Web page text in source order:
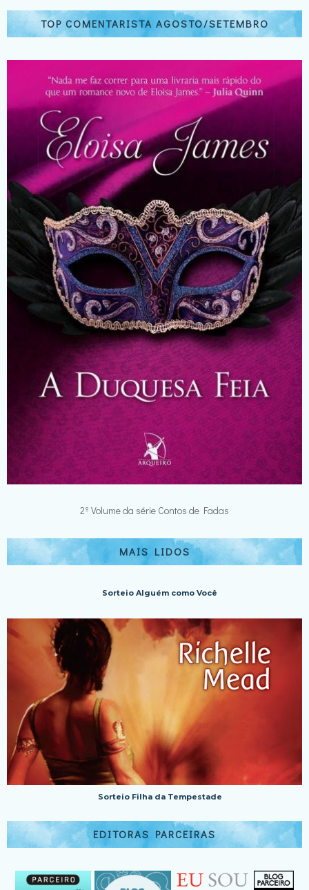
TOP COMENTARISTA AGOSTO/SETEMBRO
2º Volume da série Contos de Fadas
MAIS LIDOS
Sorteio Alguém como Você
Sorteio Filha da Tempestade
EDITORAS PARCEIRAS